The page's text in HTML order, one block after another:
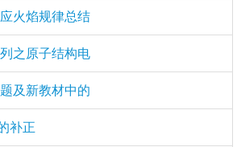
火焰规律总结
之原子结构电
及新教材中的
补正